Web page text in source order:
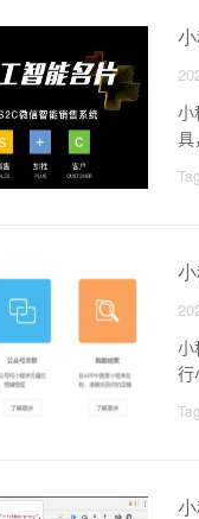
小
具
小
行